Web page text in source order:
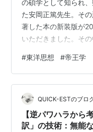
の碩学として知られ
た安岡正篤先生。そ
著した本の新装版が
いただきました。そ
#東洋思想 #帝王学
QUICK-ESTのブロ
【逆パワハラから
訳」の技術：無能